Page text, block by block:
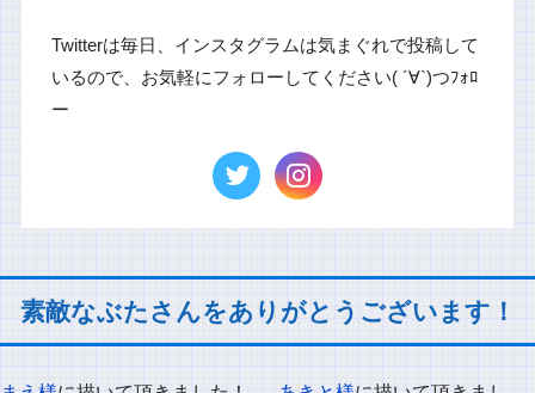
Twitterは毎日、インスタグラムは気まぐれで投稿して
いるので、お気軽にフォローしてください( ´∀`)つﾌｫﾛ
ー
素敵なぶたさんをありがとうございます！